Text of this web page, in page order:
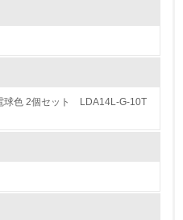
球色 2個セット LDA14L-G-10T